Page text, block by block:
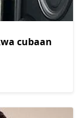
cubaan